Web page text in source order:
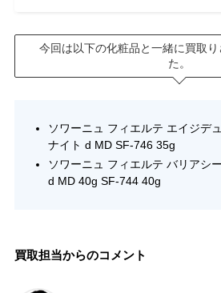
今回は以下の化粧品と一緒に買取
た。
ソワーニュ フィエルテ エイジデ
ナイト d MD SF-746 35g
ソワーニュ フィエルテ バリアシ
d MD 40g SF-744 40g
買取担当からのコメント